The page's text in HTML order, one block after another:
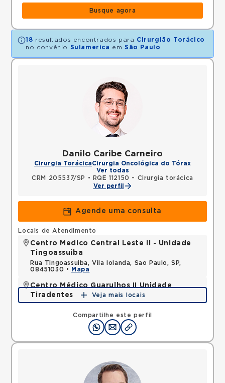
Busque agora
18 resultados encontrados para Cirurgião Torácico
no convênio
Sulamerica em São Paulo
Danilo Caribe Carneiro
Cirurgia TorácicaCirurgia Oncológica do Tórax
Ver todas
CRM 205537/SP
•
RQE 112150 - Cirurgia torácica
Ver perfil
Agende uma consulta
Compartilhe este perfil
Locais de Atendimento
Centro Medico Central Leste II - Unidade
Tingoassuiba
Rua Tingoassuiba, Vila Iolanda, Sao Paulo, SP,
08451030 •
Mapa
Centro Médico Guarulhos II Unidade
Tiradentes
Avenida Tiradentes, Jardim Guarulhos, Guarulhos,
SP, 07090000 •
Mapa
Veja mais locais